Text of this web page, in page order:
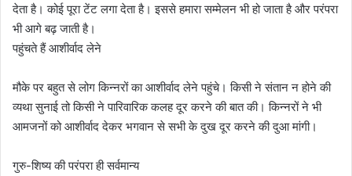
देता है। कोई पूरा टेंट लगा देता है। इससे हमारा सम्मेलन भी हो जाता है और परंपरा
भी आगे बढ़ जाती है।
पहुंचते हैं आशीर्वाद लेने
मौके पर बहुत से लोग किन्नरों का आशीर्वाद लेने पहुंचे। किसी ने संतान न होने की
व्यथा सुनाई तो किसी ने पारिवारिक कलह दूर करने की बात की। किन्नरों ने भी
आमजनों को आशीर्वाद देकर भगवान से सभी के दुख दूर करने की दुआ मांगी।
गुरु-शिष्य की परंपरा ही सर्वमान्य